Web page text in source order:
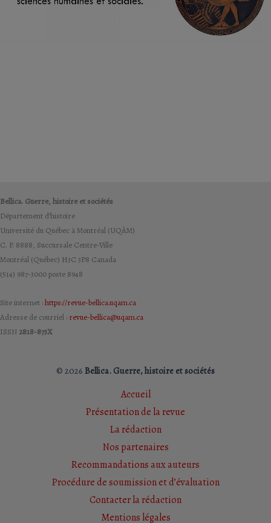
Bellica. Guerre, histoire et sociétés
Département d’histoire
Université du Québec à Montréal (UQÀM)
C. P. 8888, Succursale Centre-Ville
Montréal (Québec) H3C 3P8 Canada
(514) 987-3000 poste 8948
Site internet :https://revue-bellica.uqam.ca
Adresse de courriel : revue-bellica@uqam.ca
ISSN 2818-873X
© 2026 Bellica. Guerre, histoire et sociétés
Accueil
Présentation de la revue
La rédaction
Nos partenaires
Recommandations aux auteurs
Procédure de soumission et d’évaluation
Contacter la rédaction
Mentions légales